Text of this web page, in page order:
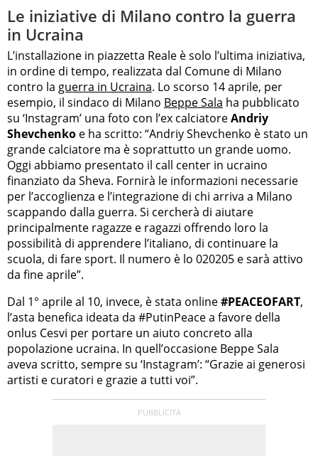
Le iniziative di Milano contro la guerra
in Ucraina
L’installazione in piazzetta Reale è solo l’ultima iniziativa,
in ordine di tempo, realizzata dal Comune di Milano
contro la guerra in Ucraina. Lo scorso 14 aprile, per
esempio, il sindaco di Milano Beppe Sala ha pubblicato
su ‘Instagram’ una foto con l’ex calciatoreAndriy
Shevchenko e ha scritto: “Andriy Shevchenko è stato un
grande calciatore ma è soprattutto un grande uomo.
Oggi abbiamo presentato il call center in ucraino
finanziato da Sheva. Fornirà le informazioni necessarie
per l’accoglienza e l’integrazione di chi arriva a Milano
scappando dalla guerra. Si cercherà di aiutare
principalmente ragazze e ragazzi offrendo loro la
possibilità di apprendere l’italiano, di continuare la
scuola, di fare sport. Il numero è lo 020205 e sarà attivo
da fine aprile”.
Dal 1° aprile al 10, invece, è stata online#PEACEOFART,
l’asta benefica ideata da #PutinPeace a favore della
onlus Cesvi per portare un aiuto concreto alla
popolazione ucraina. In quell’occasione Beppe Sala
aveva scritto, sempre su ‘Instagram’: “Grazie ai generosi
artisti e curatori e grazie a tutti voi”.